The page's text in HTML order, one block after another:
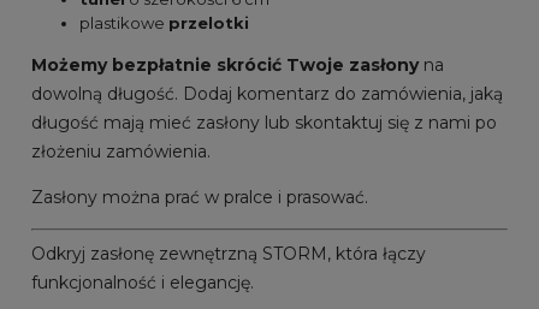
plastikowe przelotki
Możemy bezpłatnie skrócić Twoje zasłonyna
dowolną długość. Dodaj komentarz do zamówienia, jaką
długość mają mieć zasłony lub skontaktuj się z nami po
złożeniu zamówienia.
Zasłony można prać w pralce i prasować.
Odkryj zasłonę zewnętrzną STORM, która łączy
funkcjonalność i elegancję.